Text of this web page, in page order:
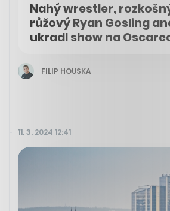
Nahý wrestler,
růžový Ryan Gosling
ukradl show na
FILIP HOUSKA
11. 3. 2024 12:41